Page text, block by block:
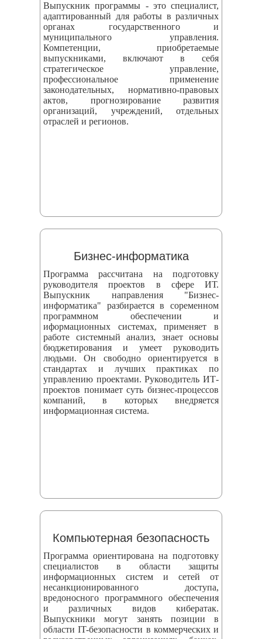
Выпускник программы - это специалист,
адаптированный для работы в различных
органах государственного и
муниципального управления.
Компетенции, приобретаемые
выпускниками, включают в себя
стратегическое управление,
профессиональное применение
законодательных, нормативно-правовых
актов, прогнозирование развития
организаций, учреждений, отдельных
отраслей и регионов.
Бизнес-информатика
Программа рассчитана на подготовку
руководителя проектов в сфере ИТ.
Выпускник направления "Бизнес-
информатика" разбирается в соременном
программном обеспечении и
иформационных системах, применяет в
работе системный анализ, знает основы
бюджетирования и умеет руководить
людьми. Он свободно ориентируется в
стандартах и лучших практиках по
управлению проектами. Руководитель ИТ-
проектов понимает суть бизнес-процессов
компаний, в которых внедряется
информационная система.
Компьютерная безопасность
Программа ориентирована на подготовку
специалистов в области защиты
информационных систем и сетей от
несанкционированного доступа,
вредоносного программного обеспечения
и различных видов кибератак.
Выпускники могут занять позиции в
области IT-безопасности в коммерческих и